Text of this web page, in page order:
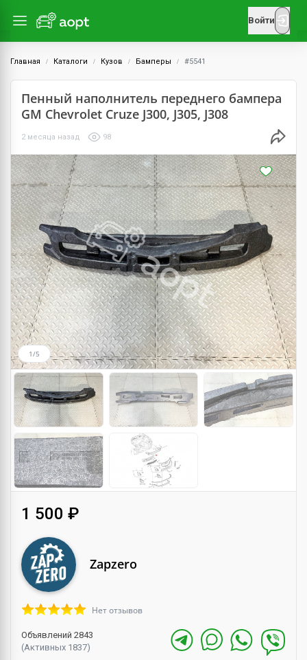
Войти
Главная Каталоги Кузов Бамперы #5541
Пенный наполнитель переднего бампера
GM Chevrolet Cruze J300, J305, J308
2 месяца назад 98
1/5
1 500 ₽
Zapzero
Нет отзывов
Объявлений 2843
(Активных 1837)